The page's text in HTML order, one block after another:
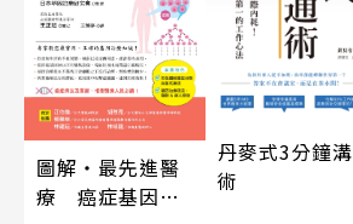
圖解‧最先進醫
療 癌症基因療
丹麥式3分鐘
術